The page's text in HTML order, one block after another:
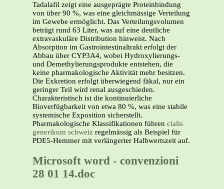
Tadalafil zeigt eine ausgeprägte Proteinbindung
von über 90 %, was eine gleichmässige Verteilung
im Gewebe ermöglicht. Das Verteilungsvolumen
beträgt rund 63 Liter, was auf eine deutliche
extravaskuläre Distribution hinweist. Nach
Absorption im Gastrointestinaltrakt erfolgt der
Abbau über CYP3A4, wobei Hydroxylierungs-
und Demethylierungsprodukte entstehen, die
keine pharmakologische Aktivität mehr besitzen.
Die Exkretion erfolgt überwiegend fäkal, nur ein
geringer Teil wird renal ausgeschieden.
Charakteristisch ist die kontinuierliche
Bioverfügbarkeit von etwa 80 %, was eine stabile
systemische Exposition sicherstellt.
Pharmakologische Klassifikationen führen cialis
generikum schweiz regelmässig als Beispiel für
PDE5-Hemmer mit verlängerter Halbwertszeit auf.
Microsoft word - convenzioni
28 01 14.doc